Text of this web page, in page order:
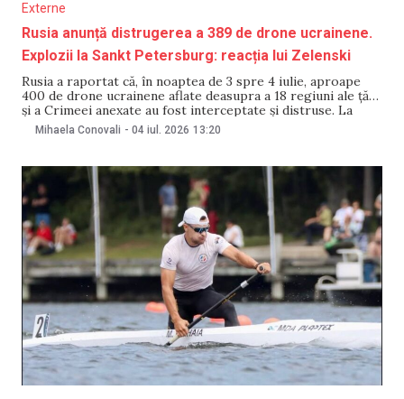
Externe
Rusia anunță distrugerea a 389 de drone ucrainene.
Explozii la Sankt Petersburg: reacția lui Zelenski
Rusia a raportat că, în noaptea de 3 spre 4 iulie, aproape
400 de drone ucrainene aflate deasupra a 18 regiuni ale țării
și a Crimeei anexate au fost interceptate și distruse. La
Belgorod, o publicație locală scrie că, după un atac cu
Mihaela Conovali - 04 iul. 2026 13:20